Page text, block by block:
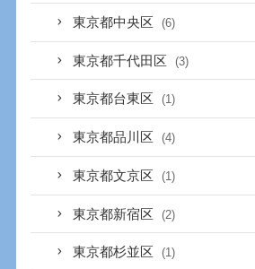
東京都中央区 (6)
東京都千代田区 (3)
東京都台東区 (1)
東京都品川区 (4)
東京都文京区 (1)
東京都新宿区 (2)
東京都杉並区 (1)